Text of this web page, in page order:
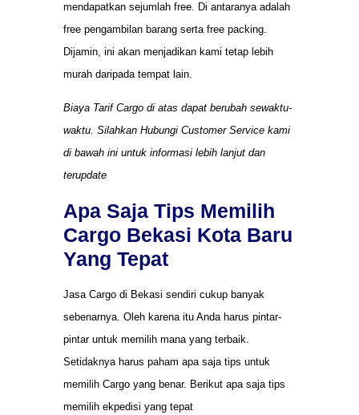
mendapatkan sejumlah free. Di antaranya adalah
free pengambilan barang serta free packing.
Dijamin, ini akan menjadikan kami tetap lebih
murah daripada tempat lain.
Biaya Tarif Cargo di atas dapat berubah sewaktu-
waktu. Silahkan Hubungi Customer Service kami
di bawah ini untuk informasi lebih lanjut dan
terupdate
Apa Saja Tips Memilih
Cargo Bekasi Kota Baru
Yang Tepat
Jasa Cargo di Bekasi sendiri cukup banyak
sebenarnya. Oleh karena itu Anda harus pintar-
pintar untuk memilih mana yang terbaik.
Setidaknya harus paham apa saja tips untuk
memilih Cargo yang benar. Berikut apa saja tips
memilih ekpedisi yang tepat